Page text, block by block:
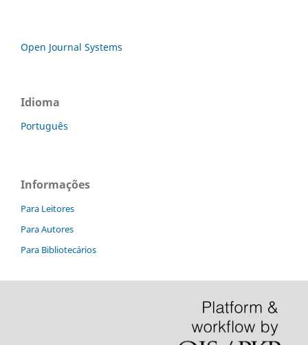
Open Journal Systems
Idioma
Português
Informações
Para Leitores
Para Autores
Para Bibliotecários